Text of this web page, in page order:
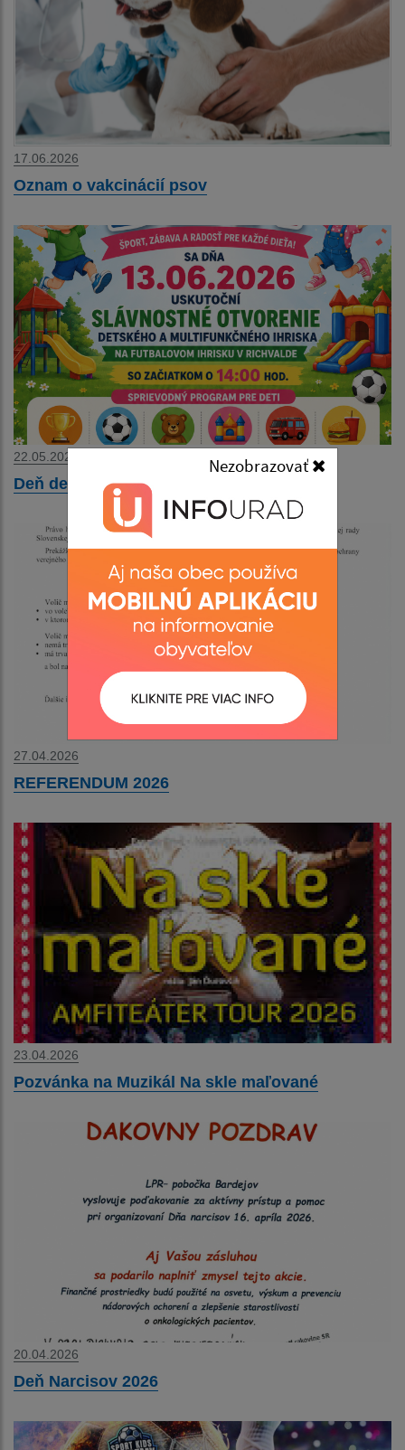
Nezobrazovať
17.06.2026
Oznam o vakcinácií psov
22.05.2026
Deň detí 2026
27.04.2026
REFERENDUM 2026
23.04.2026
Pozvánka na Muzikál Na skle maľované
20.04.2026
Deň Narcisov 2026